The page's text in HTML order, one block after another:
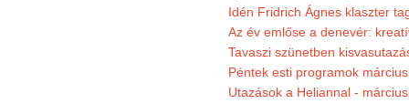
Idén Fridrich Ágnes klaszter
Az év emlőse a denevér:
Tavaszi szünetben
Péntek esti programok
Utazások a Heliannal -